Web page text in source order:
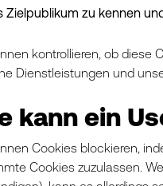
Zielpublikum zu kennen
kontrollieren, ob diese
Dienstleistungen und
kann ein
Cookies blockieren,
Cookies zuzulassen.